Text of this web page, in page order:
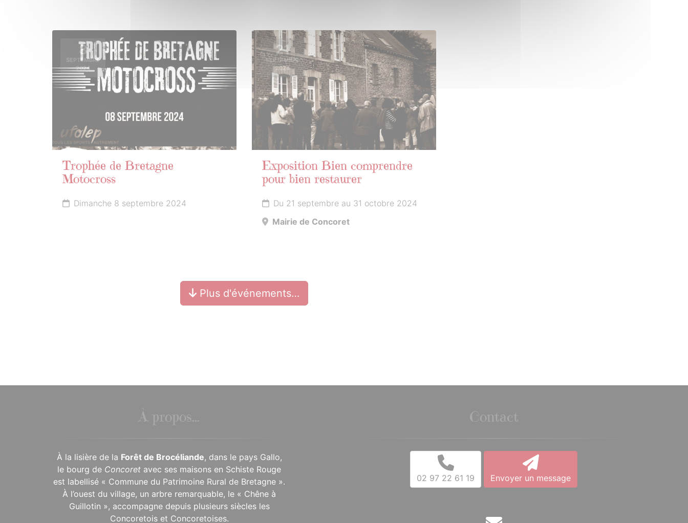
8
SEPTEMBRE
2024
Trophée de Bretagne
Motocross
Dimanche 8 septembre 2024
21
SEPTEMBRE
2024
Exposition Bien comprendre
pour bien restaurer
Du 21 septembre au 31 octobre 2024
Mairie de Concoret
Plus d'événements…
À propos...
À la lisière de la Forêt de Brocéliande, dans le pays Gallo,
le bourg de Concoret avec ses maisons en Schiste Rouge
est labellisé « Commune du Patrimoine Rural de Bretagne ».
À l’ouest du village, un arbre remarquable, le « Chêne à
Guillotin », accompagne depuis plusieurs siècles les
Concoretois et Concoretoises.
Contact
02 97 22 61 19 Envoyer un message